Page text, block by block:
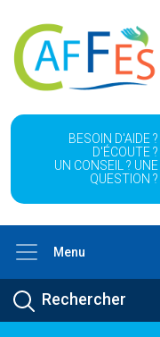
BESOIN D'AIDE ?
D'ÉCOUTE ?
UN CONSEIL ? UNE
QUESTION ?
Menu